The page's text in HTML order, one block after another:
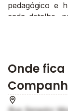
pedagógico e
cada detalhe,
preparado
Educar para
qualidade,
intelectual,
valores de
próximo.
Onde fica